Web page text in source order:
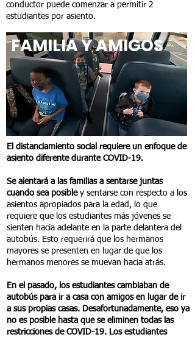
conductor puede comenzar a permitir 2
estudiantes por asiento.
FAMILIA Y AMIGOS
El distanciamiento social requiere un enfoque de
asiento diferente durante COVID-19.
Se alentará a las familias a sentarse juntas
cuando sea posible y sentarse con respecto a los
asientos apropiados para la edad, lo que
requiere que los estudiantes más jóvenes se
sienten hacia adelante en la parte delantera del
autobús. Esto requerirá que los hermanos
mayores se presenten en lugar de que los
hermanos menores se muevan hacia atrás.
En el pasado, los estudiantes cambiaban de
autobús para ir a casa con amigos en lugar de ir
a sus propias casas. Desafortunadamente, eso ya
no es posible hasta que se eliminen todas las
restricciones de COVID-19. Los estudiantes